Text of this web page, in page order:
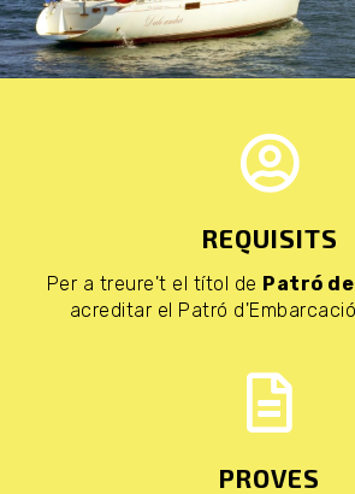
REQUISITS
Per a treure't el títol de Patró
acreditar el Patró
PROVES